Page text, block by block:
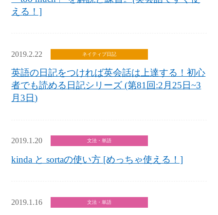
える！]
2019.2.22 ネイティブ日記
英語の日記をつければ英会話は上達する！初心
者でも読める日記シリーズ (第81回:2月25日~3
月3日)
2019.1.20 文法・単語
kinda と sortaの使い方 [めっちゃ使える！]
2019.1.16 文法・単語